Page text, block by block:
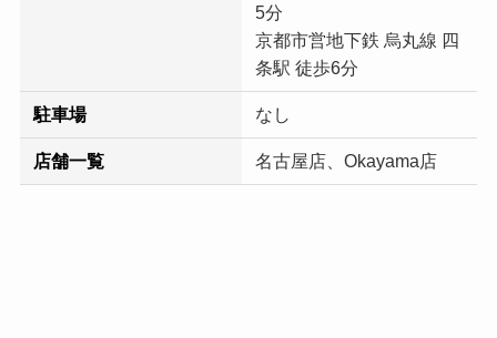
5分
京都市営地下鉄 烏丸線 四
条駅 徒歩6分
駐車場 なし
店舗一覧 名古屋店、Okayama店